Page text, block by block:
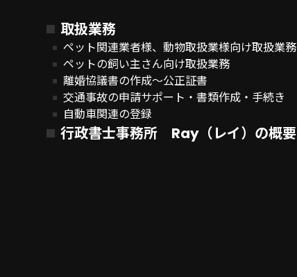
取扱業務
ペット関連業者様、動物取扱業様向け取扱業務
ペットの飼い主さん向け取扱業務
離婚協議書の作成～公正証書
交通事故の申請サポート・書類作成・手続き
自動車関連の登録
行政書士事務所 Ray（レイ）の概要